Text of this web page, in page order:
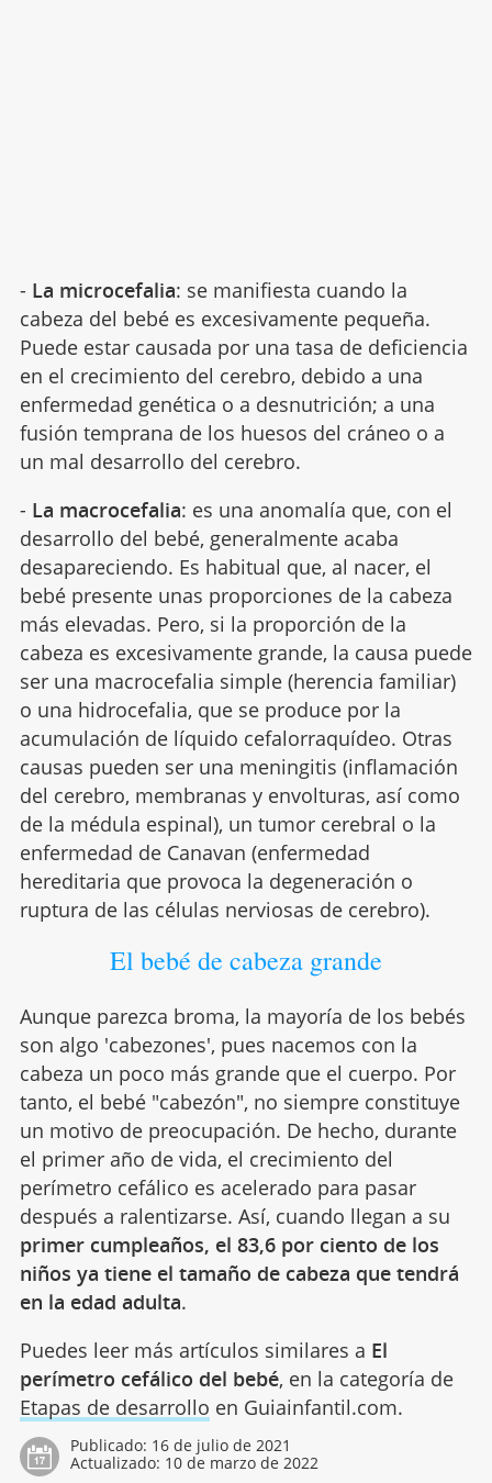
- La microcefalia: se manifiesta cuando la
cabeza del bebé es excesivamente pequeña.
Puede estar causada por una tasa de deficiencia
en el crecimiento del cerebro, debido a una
enfermedad genética o a desnutrición; a una
fusión temprana de los huesos del cráneo o a
un mal desarrollo del cerebro.
- La macrocefalia: es una anomalía que, con el
desarrollo del bebé, generalmente acaba
desapareciendo. Es habitual que, al nacer, el
bebé presente unas proporciones de la cabeza
más elevadas. Pero, si la proporción de la
cabeza es excesivamente grande, la causa puede
ser una macrocefalia simple (herencia familiar)
o una hidrocefalia, que se produce por la
acumulación de líquido cefalorraquídeo. Otras
causas pueden ser una meningitis (inflamación
del cerebro, membranas y envolturas, así como
de la médula espinal), un tumor cerebral o la
enfermedad de Canavan (enfermedad
hereditaria que provoca la degeneración o
ruptura de las células nerviosas de cerebro).
El bebé de cabeza grande
Aunque parezca broma, la mayoría de los bebés
son algo 'cabezones', pues nacemos con la
cabeza un poco más grande que el cuerpo. Por
tanto, el bebé "cabezón", no siempre constituye
un motivo de preocupación. De hecho, durante
el primer año de vida, el crecimiento del
perímetro cefálico es acelerado para pasar
después a ralentizarse. Así, cuando llegan a su
primer cumpleaños, el 83,6 por ciento de los
niños ya tiene el tamaño de cabeza que tendrá
en la edad adulta.
Puedes leer más artículos similares a El
perímetro cefálico del bebé, en la categoría de
Etapas de desarrollo en Guiainfantil.com.
Publicado: 16 de julio de 2021
Actualizado: 10 de marzo de 2022